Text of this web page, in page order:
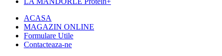
ACASA
MAGAZIN ONLINE
Formulare Utile
Contacteaza-ne